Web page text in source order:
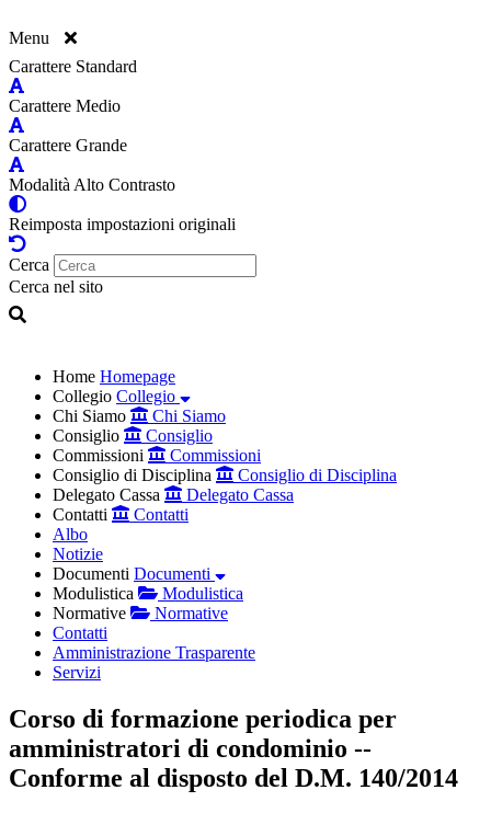
Menu
Carattere Standard
Carattere Medio
Carattere Grande
Modalità Alto Contrasto
Reimposta impostazioni originali
Cerca
Cerca nel sito
Home Homepage
Collegio Collegio
Chi Siamo
Chi Siamo
Consiglio
Consiglio
Commissioni
Commissioni
Consiglio di Disciplina
Consiglio di Disciplina
Delegato Cassa
Delegato Cassa
Contatti
Contatti
Albo
Notizie
Documenti Documenti
Modulistica
Modulistica
Normative
Normative
Contatti
Amministrazione Trasparente
Servizi
Corso di formazione periodica per
amministratori di condominio --
Conforme al disposto del D.M. 140/2014